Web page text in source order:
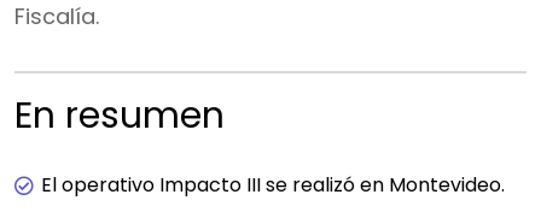
Fiscalía.
En resumen
El operativo Impacto III se realizó en Montevideo.